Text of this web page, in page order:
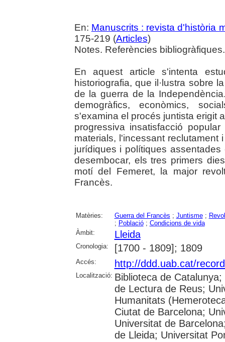
En: Manuscrits : revista d'història
175-219 (Articles)
Notes. Referències
En aquest article s'intenta
historiografia, que il·lustra sobre
de la guerra de la
demogràfics, econòmics,
s'examina el procés juntista erigit
progressiva insatisfacció
materials, l'incessant reclutament
jurídiques i polítiques
desembocar, els tres primers
motí del Femeret, la major
Francès.
Matèries: Guerra del Francès ; Juntisme;
; Població; Condicions de vida
Àmbit:
Lleida
Cronologia: [1700 - 1809]; 1809
Accés: http://ddd.uab.cat/
Localització: Biblioteca de
de Lectura de Reus;
Humanitats
Ciutat de Barcelona;
Universitat de
de Lleida; Universitat